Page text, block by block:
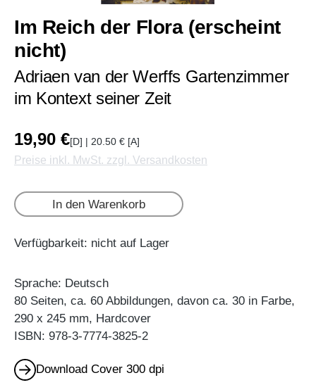
Im Reich der Flora (erscheint
nicht)
Adriaen van der Werffs Gartenzimmer
im Kontext seiner Zeit
19,90 €[D] | 20.50 € [A]
Preise inkl. MwSt. zzgl. Versandkosten
In den Warenkorb
Verfügbarkeit: nicht auf Lager
Sprache: Deutsch
80 Seiten, ca. 60 Abbildungen, davon ca. 30 in Farbe,
290 x 245 mm, Hardcover
ISBN: 978-3-7774-3825-2
Download Cover 300 dpi